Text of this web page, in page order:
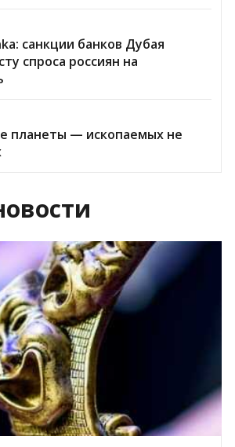
санкции банков Дубая
спроса россиян на
планеты — ископаемых не